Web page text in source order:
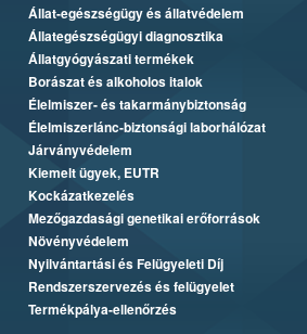
Állat-egészségügy és állatvédelem
Állategészségügyi diagnosztika
Állatgyógyászati termékek
Borászat és alkoholos italok
Élelmiszer- és takarmánybiztonság
Élelmiszerlánc-biztonsági laborhálózat
Járványvédelem
Kiemelt ügyek, EUTR
Kockázatkezelés
Mezőgazdasági genetikai erőforrások
Növényvédelem
Nyilvántartási és Felügyeleti Díj
Rendszerszervezés és felügyelet
Termékpálya-ellenőrzés